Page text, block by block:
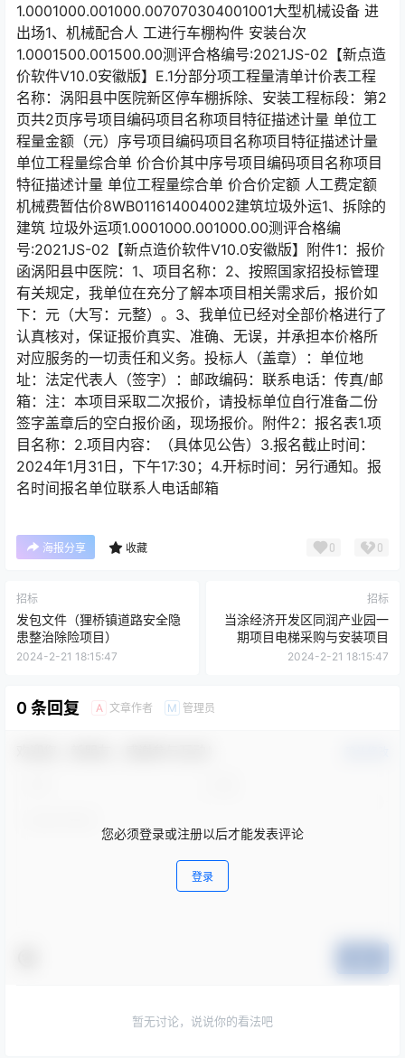
1.0001000.001000.007070304001001大型机械设备 进
出场1、机械配合人 工进行车棚构件 安装台次
1.0001500.001500.00测评合格编号:2021JS-02【新点造
价软件V10.0安徽版】E.1分部分项工程量清单计价表工程
名称：涡阳县中医院新区停车棚拆除、安装工程标段：第2
页共2页序号项目编码项目名称项目特征描述计量 单位工
程量金额（元）序号项目编码项目名称项目特征描述计量
单位工程量综合单 价合价其中序号项目编码项目名称项目
特征描述计量 单位工程量综合单 价合价定额 人工费定额
机械费暂估价8WB011614004002建筑垃圾外运1、拆除的
建筑 垃圾外运项1.0001000.001000.00测评合格编
号:2021JS-02【新点造价软件V10.0安徽版】附件1：报价
函涡阳县中医院：1、项目名称：2、按照国家招投标管理
有关规定，我单位在充分了解本项目相关需求后，报价如
下：元（大写：元整）。3、我单位已经对全部价格进行了
认真核对，保证报价真实、准确、无误，并承担本价格所
对应服务的一切责任和义务。投标人（盖章）：单位地
址：法定代表人（签字）：邮政编码：联系电话：传真/邮
箱：注：本项目采取二次报价，请投标单位自行准备二份
签字盖章后的空白报价函，现场报价。附件2：报名表1.项
目名称：2.项目内容：（具体见公告）3.报名截止时间：
2024年1月31日，下午17:30；4.开标时间：另行通知。报
名时间报名单位联系人电话邮箱
海报分享 收藏 0 0
招标
发包文件（狸桥镇道路安全隐
患整治除险项目）
2024-2-21 18:15:47
招标
当涂经济开发区同润产业园一
期项目电梯采购与安装项目
2024-2-21 18:15:47
0 条回复 A 文章作者 M 管理员
您必须登录或注册以后才能发表评论
登录
暂无讨论，说说你的看法吧